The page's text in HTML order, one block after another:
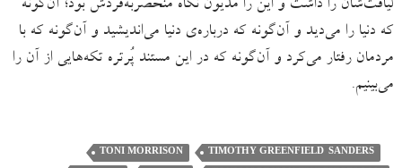
لیاقت‌شان را داشت و این را مدیون نگاه منحصربه‌فردش بود؛ آن‌گونه
که دنیا را می‌دید و آن‌گونه که درباره‌ی دنیا می‌اندیشید و آن‌گونه که با
مردمان رفتار می‌کرد و آن‌گونه که در این مستند پُرتره تکه‌هایی از آن را
می‌بینیم.
TIMOTHY GREENFIELD-SANDERS
TONI MORRISON